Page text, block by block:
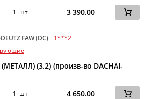
1 шт 3 390.00
FAW (DC)
1***2
(3.2) (произв-во DACHAI-
1 шт 4 650.00